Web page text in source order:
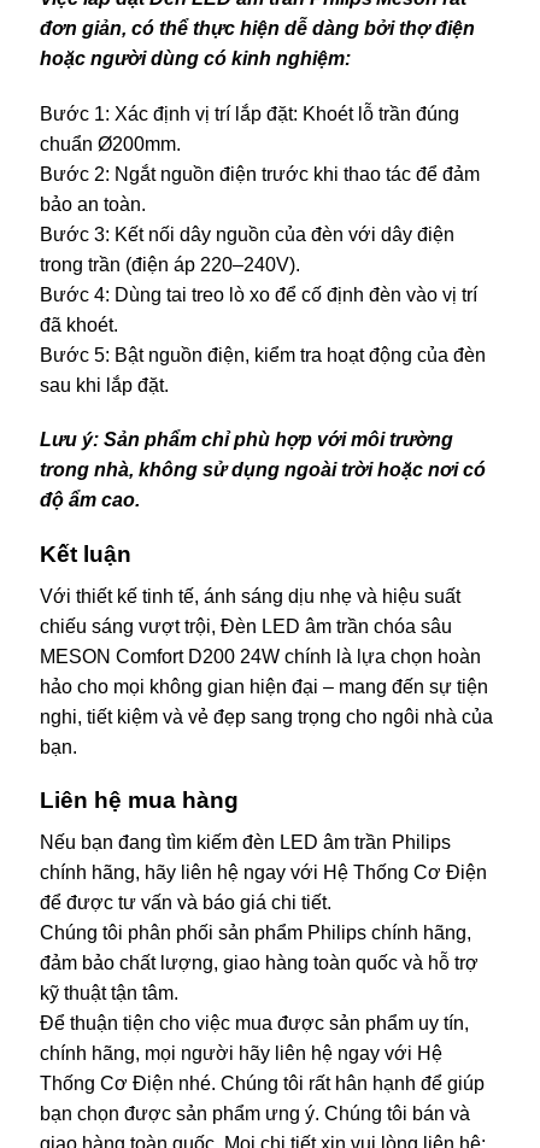
đơn giản, có thể thực hiện dễ dàng bởi thợ điện
hoặc người dùng có kinh nghiệm:
Bước 1: Xác định vị trí lắp đặt: Khoét lỗ trần đúng
chuẩn Ø200mm.
Bước 2: Ngắt nguồn điện trước khi thao tác để đảm
bảo an toàn.
Bước 3: Kết nối dây nguồn của đèn với dây điện
trong trần (điện áp 220–240V).
Bước 4: Dùng tai treo lò xo để cố định đèn vào vị trí
đã khoét.
Bước 5: Bật nguồn điện, kiểm tra hoạt động của đèn
sau khi lắp đặt.
Lưu ý: Sản phẩm chỉ phù hợp với môi trường
trong nhà, không sử dụng ngoài trời hoặc nơi có
độ ẩm cao.
Kết luận
Với thiết kế tinh tế, ánh sáng dịu nhẹ và hiệu suất
chiếu sáng vượt trội, Đèn LED âm trần chóa sâu
MESON Comfort D200 24W chính là lựa chọn hoàn
hảo cho mọi không gian hiện đại – mang đến sự tiện
nghi, tiết kiệm và vẻ đẹp sang trọng cho ngôi nhà của
bạn.
Liên hệ mua hàng
Nếu bạn đang tìm kiếm đèn LED âm trần Philips
chính hãng, hãy liên hệ ngay với Hệ Thống Cơ Điện
để được tư vấn và báo giá chi tiết.
Chúng tôi phân phối sản phẩm Philips chính hãng,
đảm bảo chất lượng, giao hàng toàn quốc và hỗ trợ
kỹ thuật tận tâm.
Để thuận tiện cho việc mua được sản phẩm uy tín,
chính hãng, mọi người hãy liên hệ ngay với Hệ
Thống Cơ Điện nhé. Chúng tôi rất hân hạnh để giúp
bạn chọn được sản phẩm ưng ý. Chúng tôi bán và
giao hàng toàn quốc, Mọi chi tiết xin vui lòng liên hệ: